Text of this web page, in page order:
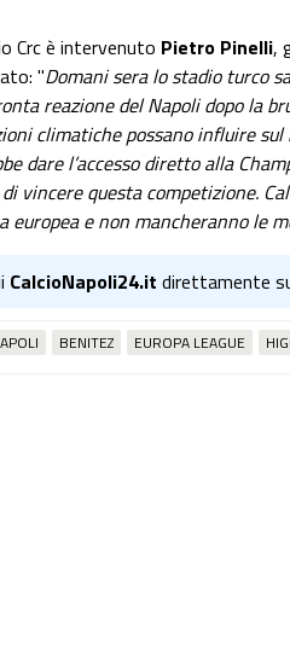
Crc è intervenuto Pietro Pinelli,
"Domani sera lo stadio turco
reazione del Napoli dopo la
climatiche possano influire sul
dare l’accesso diretto alla
vincere questa competizione.
europea e non mancheranno le
CalcioNapoli24.it direttamente
BENITEZ EUROPA LEAGUE